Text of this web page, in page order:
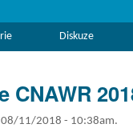
Diskuze
CNAWR
08/11/2018 - 10:38am.